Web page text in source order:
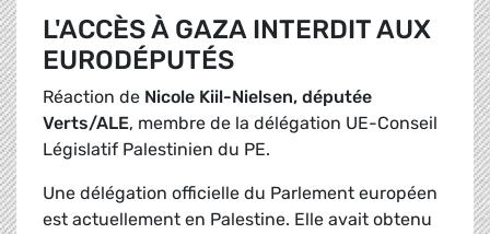
L'ACCÈS À GAZA INTERDIT AUX
EURODÉPUTÉS
Réaction de Nicole Kiil-Nielsen, députée
Verts/ALE, membre de la délégation UE-Conseil
Législatif Palestinien du PE.
Une délégation officielle du Parlement européen
est actuellement en Palestine. Elle avait obtenu